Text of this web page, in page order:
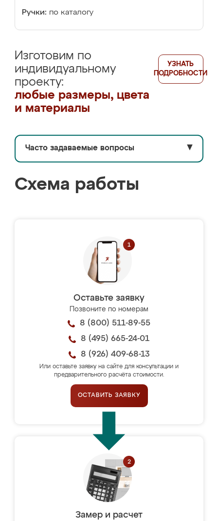
Ручки: по каталогу
Изготовим по
индивидуальному
проекту:
любые размеры, цвета
и материалы
УЗНАТЬ
ПОДРОБНОСТИ
Часто задаваемые вопросы ▼
Схема работы
Оставьте заявку
Позвоните по номерам
8 (800) 511-89-55
8 (495) 665-24-01
8 (926) 409-68-13
Или оставьте заявку на сайте для консультации и
предварительного расчёта стоимости.
ОСТАВИТЬ ЗАЯВКУ
Замер и расчет